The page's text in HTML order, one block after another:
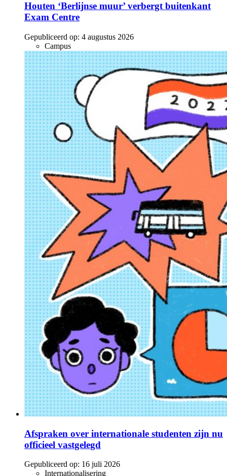
Houten ‘Berlijnse muur’ verbergt buitenkant
Exam Centre
Gepubliceerd op: 4 augustus 2026
Campus
Afspraken over internationale studenten zijn nu
officieel vastgelegd
Gepubliceerd op: 16 juli 2026
Internationalisering